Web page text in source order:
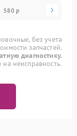
580 р
без учета
запчастей.
диагностику.
неисправность.